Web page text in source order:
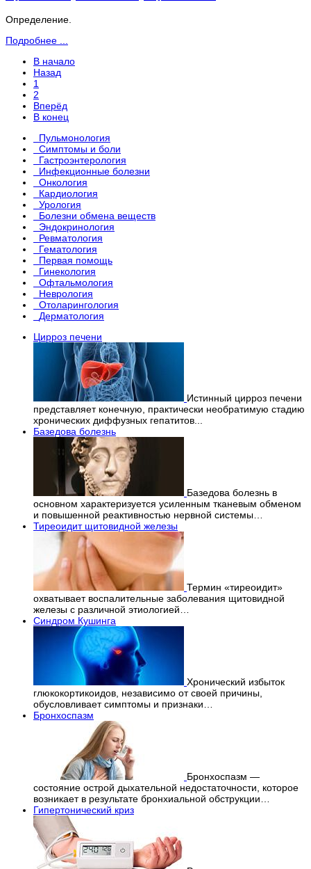
Определение.
Подробнее ...
В начало
Назад
1
2
Вперёд
В конец
Пульмонология
Симптомы и боли
Гастроэнтерология
Инфекционные болезни
Онкология
Кардиология
Урология
Болезни обмена веществ
Эндокринология
Ревматология
Гематология
Первая помощь
Гинекология
Офтальмология
Неврология
Отоларингология
Дерматология
Цирроз печени
Истинный цирроз печени
представляет конечную, практически необратимую стадию
хронических диффузных гепатитов...
Базедова болезнь
Базедова болезнь в
основном характеризуется усиленным тканевым обменом
и повышенной реактивностью нервной системы…
Тиреоидит щитовидной железы
Термин «тиреоидит»
охватывает воспалительные заболевания щитовидной
железы с различной этиологией…
Синдром Кушинга
Хронический избыток
глюкокортикоидов, независимо от своей причины,
обусловливает симптомы и признаки…
Бронхоспазм
Бронхоспазм —
состояние острой дыхательной недостаточности, которое
возникает в результате бронхиальной обструкции…
Гипертонический криз